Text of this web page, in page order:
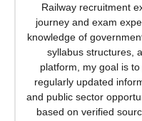
Railway recruitment
journey and exam
knowledge of
syllabus structures,
platform, my goal is
regularly updated
and public sector
based on verified